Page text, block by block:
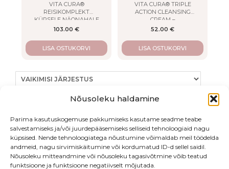
Nõusoleku haldamine
Parima kasutuskogemuse pakkumiseks kasutame seadme teabe
salvestamiseks ja/või juurdepääsemiseks selliseid tehnoloogiaid nagu
küpsised. Nende tehnoloogiatega nõustumine võimaldab meil töödelda
andmeid, nagu sirvimiskäitumine või kordumatud ID-d sellel saidil.
Nõusoleku mitteandmine või nõusoleku tagasivõtmine võib teatud
funktsioone ja funktsioone negatiivselt mõjutada.
VITA CURA®
REISIKOMPLEKT
KÜPSELE NÄONAHALE
103.00 €
LISA OSTUKORVI
VITA CURA® TRIPLE
ACTION CLEANSING
CREAM –
KOLMETOIMELINE
52.00 €
LISA OSTUKORVI
Kuvatakse kõik 4 tulemust